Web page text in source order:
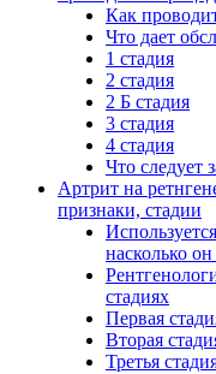
Как
Что дает
1 стадия
2 стадия
2 Б стадия
3 стадия
4 стадия
Что следует
Артрит на
признаки, стадии
насколько
стадиях
Первая
Вторая
Третья